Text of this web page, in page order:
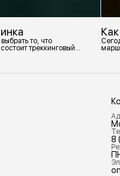
то, что
треккинговый
8